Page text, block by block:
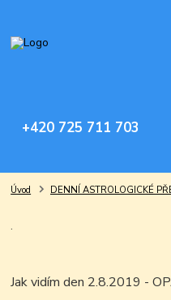
+420 725 711 703
Úvod DENNÍ ASTROLOGICKÉ
.
Jak vidím den 2.8.2019 -